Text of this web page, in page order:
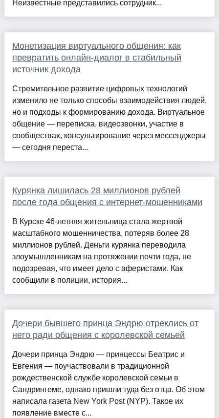
Неизвестные представились сотрудник...
Монетизация виртуального общения: как
превратить онлайн-диалог в стабильный
источник дохода
Стремительное развитие цифровых технологий
изменило не только способы взаимодействия людей,
но и подходы к формированию дохода. Виртуальное
общение — переписка, видеозвонки, участие в
сообществах, консультирование через мессенджеры
— сегодня переста...
Курянка лишилась 28 миллионов рублей
после года общения с интернет-мошенниками
В Курске 46-летняя жительница стала жертвой
масштабного мошенничества, потеряв более 28
миллионов рублей. Деньги курянка переводила
злоумышленникам на протяжении почти года, не
подозревая, что имеет дело с аферистами. Как
сообщили в полиции, история...
Дочери бывшего принца Эндрю отреклись от
него ради общения с королевской семьей
Дочери принца Эндрю — принцессы Беатрис и
Евгения — поучаствовали в традиционной
рождественской службе королевской семьи в
Сандрингеме, однако пришли туда без отца. Об этом
написала газета New York Post (NYP). Такое их
появление вместе с...